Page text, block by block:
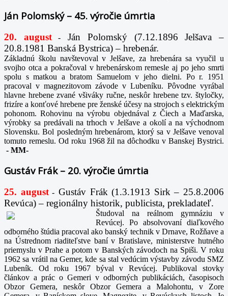
Ján Polomský – 45. výročie úmrtia
20. august-
Ján Polomský (7.12.1896 Jelšava –
20.8.1981 Banská Bystrica) – hrebenár.
Základnú školu navštevoval v Jelšave, za hrebenára sa vyučil u
svojho otca a pokračoval v hrebenárskom remesle aj po jeho smrti
spolu s matkou a bratom Samuelom v jeho dielni. Po r. 1951
pracoval v magnezitovom závode v Lubeníku. Pôvodne vyrábal
hlavne hrebene zvané všiváky ručne, neskôr hrebene tzv. štyločky,
frizíre a konťové hrebene pre ženské účesy na strojoch s elektrickým
pohonom. Rohovinu na výrobu objednával z Čiech a Maďarska,
výrobky sa predávali na trhoch v Jelšave a okolí a na východnom
Slovensku. Bol posledným hrebenárom, ktorý sa v Jelšave venoval
tomuto remeslu. Od roku 1968 žil na dôchodku v Banskej Bystrici.
- MM-
Gustáv Frák – 20. výročie úmrtia
25. august- Gustáv Frák (1.3.1913 Sirk – 25.8.2006
Revúca) – regionálny historik, publicista, prekladateľ.
Študoval na reálnom gymnáziu v
Revúcej. Po absolvovaní diaľkového
odborného štúdia pracoval ako banský technik v Drnave, Rožňave a
na Ústrednom riaditeľstve baní v Bratislave, ministerstve hutného
priemyslu v Prahe a potom v Banských závodoch na Spiši. V roku
1962 sa vrátil na Gemer, kde sa stal vedúcim výstavby závodu SMZ
Lubeník. Od roku 1967 býval v Revúcej. Publikoval stovky
článkov a prác o Gemeri v odborných publikáciách, časopisoch
Obzor Gemera, neskôr Obzor Gemera a Malohontu, v Zore